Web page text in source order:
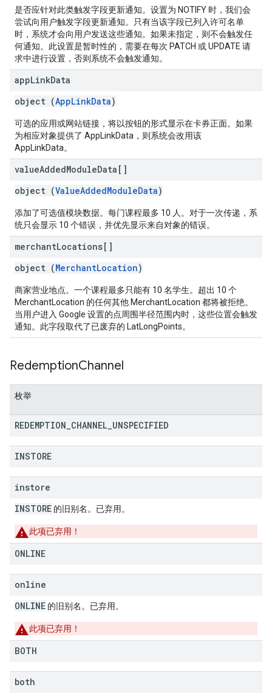
是否应针对此类触发字段更新通知。设置为 NOTIFY 时，我们会
尝试向用户触发字段更新通知。只有当该字段已列入许可名单
时，系统才会向用户发送这些通知。如果未指定，则不会触发任
何通知。此设置是暂时性的，需要在每次 PATCH 或 UPDATE 请
求中进行设置，否则系统不会触发通知。
appLinkData
object (AppLinkData)
可选的应用或网站链接，将以按钮的形式显示在卡券正面。如果
为相应对象提供了 AppLinkData，则系统会改用该
AppLinkData。
valueAddedModuleData[]
object (ValueAddedModuleData)
添加了可选值模块数据。每门课程最多 10 人。对于一次传递，系
统只会显示 10 个错误，并优先显示来自对象的错误。
merchantLocations[]
object (MerchantLocation)
商家营业地点。一个课程最多只能有 10 名学生。超出 10 个
MerchantLocation 的任何其他 MerchantLocation 都将被拒绝。
当用户进入 Google 设置的点周围半径范围内时，这些位置会触发
通知。此字段取代了已废弃的 LatLongPoints。
RedemptionChannel
枚举
REDEMPTION CHANNEL UNSPECIFIED
INSTORE
instore
INSTORE 的旧别名。已弃用。
此项已弃用！
ONLINE
online
ONLINE 的旧别名。已弃用。
此项已弃用！
BOTH
both